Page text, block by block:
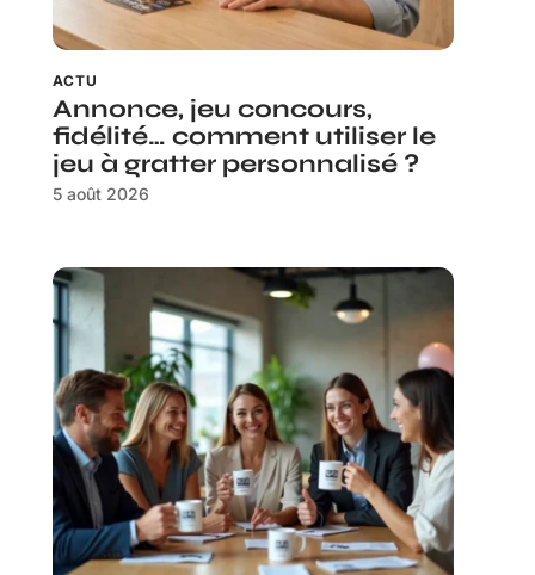
ACTU
Annonce, jeu concours,
fidélité… comment utiliser le
jeu à gratter personnalisé ?
5 août 2026